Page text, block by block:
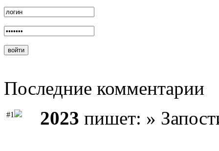
Последние комментарии
#1 2023 пишет: »